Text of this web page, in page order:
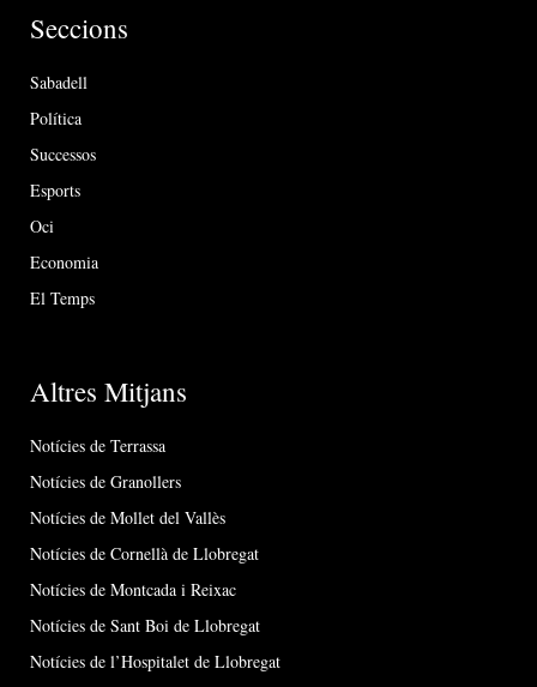
Seccions
Sabadell
Política
Successos
Esports
Oci
Economia
El Temps
Altres Mitjans
Notícies de Terrassa
Notícies de Granollers
Notícies de Mollet del Vallès
Notícies de Cornellà de Llobregat
Notícies de Montcada i Reixac
Notícies de Sant Boi de Llobregat
Notícies de l’Hospitalet de Llobregat